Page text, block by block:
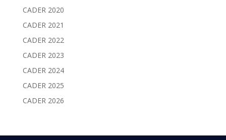
CADER 2020
CADER 2021
CADER 2022
CADER 2023
CADER 2024
CADER 2025
CADER 2026